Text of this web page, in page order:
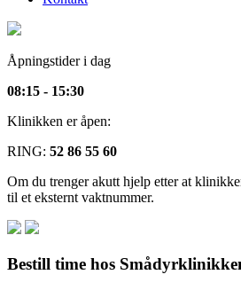
Åpningstider i dag
08:15 - 15:30
Klinikken er åpen:
RING: 52 86 55 60
Om du trenger akutt hjelp etter at
til et eksternt vaktnummer.
Bestill time hos